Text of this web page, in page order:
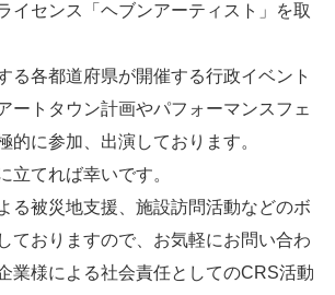
イセンス「ヘブンアーティスト」を取
る各都道府県が開催する行政イベント
ートタウン計画やパフォーマンスフェ
的に参加、出演しております。
立てれば幸いです。
る被災地支援、施設訪問活動などのボ
ておりますので、お気軽にお問い合わ
業様による社会責任としてのCRS活動